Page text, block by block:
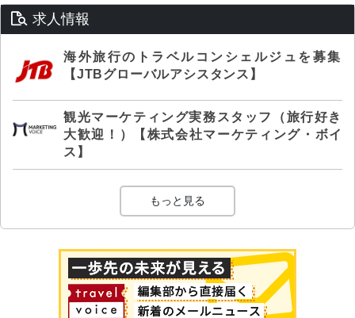
求人情報
海外旅行のトラベルコンシェルジュを募集
【JTBグローバルアシスタンス】
観光マーケティング実務スタッフ（旅行好き
大歓迎！）【株式会社マーケティング・ボイ
ス】
もっと見る